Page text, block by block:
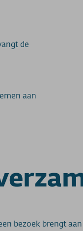
de
aan
bezoek brengt